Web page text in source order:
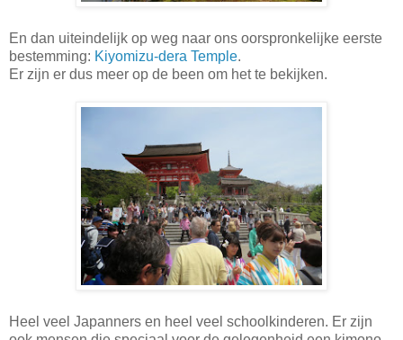
En dan uiteindelijk op weg naar ons oorspronkelijke eerste
bestemming: Kiyomizu-dera Temple.
Er zijn er dus meer op de been om het te bekijken.
Heel veel Japanners en heel veel schoolkinderen. Er zijn